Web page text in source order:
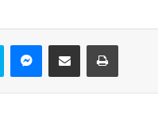
Skype Messenger
E-Posta ile paylaş Yazdır